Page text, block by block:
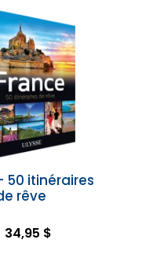
50 itinéraires
rêve
34,95 $